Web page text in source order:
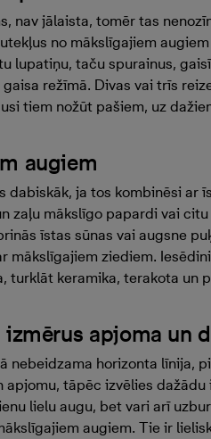
nav jālaista, tomēr tas
no mākslīgajiem
lupatiņu, taču spurainus,
režīmā. Divas vai trīs
tiem nožūt pašiem, uz
augiem
dabiskāk, ja tos kombinēsi ar
zaļu mākslīgo papardi vai
īstas sūnas vai augsne
mākslīgajiem ziediem.
turklāt keramika, terakota un
izmērus apjoma un
nebeidzama horizonta līnija,
tāpēc izvēlies
lielu augu, bet vari arī
augiem. Tie ir